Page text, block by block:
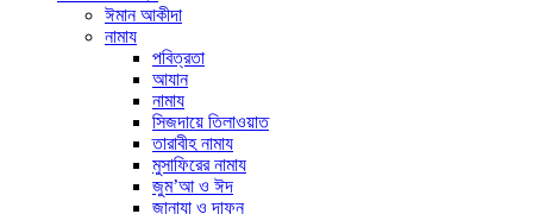
ঈমান আকীদা
নামায
পবিত্রতা
আযান
নামায
সিজদায়ে তিলাওয়াত
তারাবীহ নামায
মুসাফিরের নামায
জুম’আ ও ঈদ
জানাযা ও দাফন